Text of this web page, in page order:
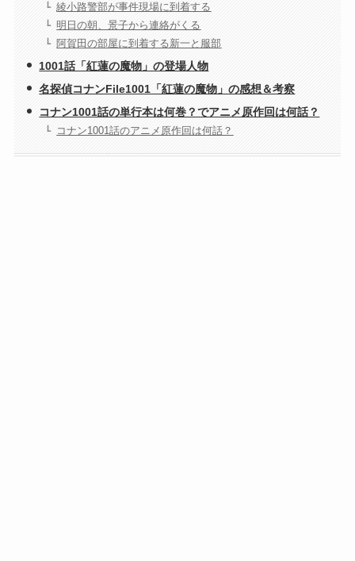
綾小路警部が事件現場に到着する
明日の朝、景子から連絡がくる
阿賀田の部屋に到着する新一と服部
1001話「紅蓮の魔物」の登場人物
名探偵コナンFile1001「紅蓮の魔物」の感想＆考察
コナン1001話の単行本は何巻？でアニメ原作回は何話？
コナン1001話のアニメ原作回は何話？